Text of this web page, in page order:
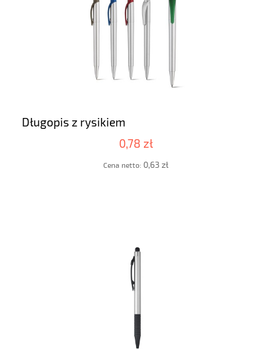
Długopis z rysikiem
0,78 zł
Cena netto: 0,63 zł